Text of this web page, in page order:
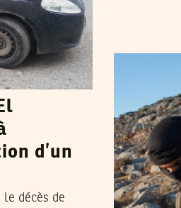
d’un
décès de